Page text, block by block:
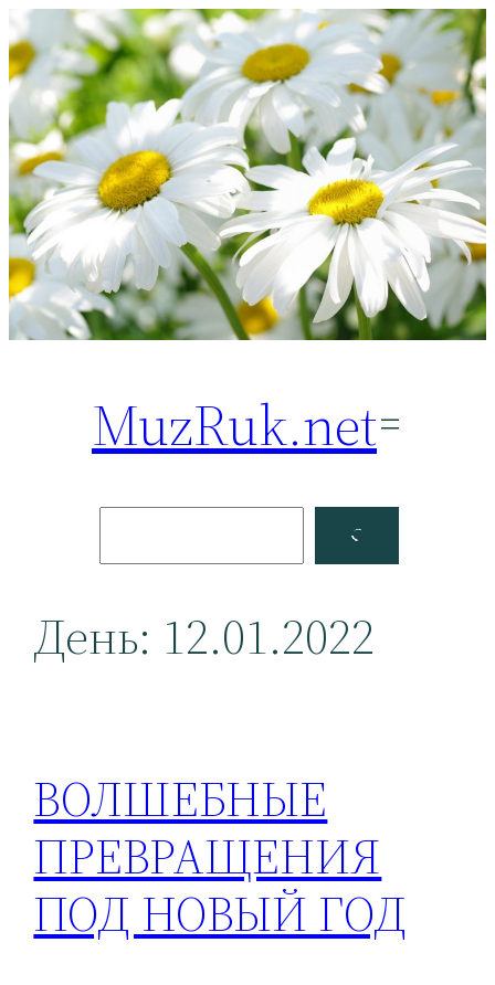
Перейти
к
содержимому
MuzRuk.net
Facebook
День: 12.01.2022
ВОЛШЕБНЫЕ
ПРЕВРАЩЕНИЯ
ПОД НОВЫЙ ГОД